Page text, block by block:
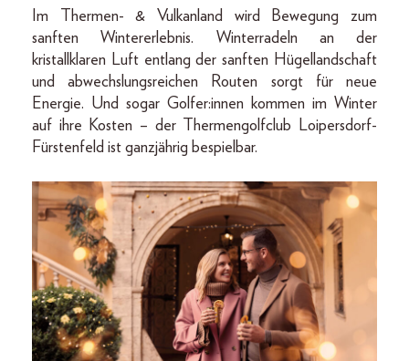
Im Thermen- & Vulkanland wird Bewegung zum
sanften Wintererlebnis. Winterradeln an der
kristallklaren Luft entlang der sanften Hügellandschaft
und abwechslungsreichen Routen sorgt für neue
Energie. Und sogar Golfer:innen kommen im Winter
auf ihre Kosten – der Thermengolfclub Loipersdorf-
Fürstenfeld ist ganzjährig bespielbar.